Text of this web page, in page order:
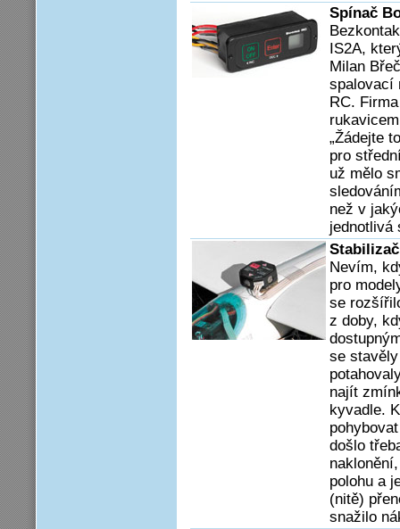
Spínač
IS2A,
Milan
spalovací
RC.
„Žádejte
pro
už mělo
než v
jednotlivá
Nevím,
pro
se
z doby,
se
najít
kyvadle.
došlo
polohu a
(nitě)
snažilo